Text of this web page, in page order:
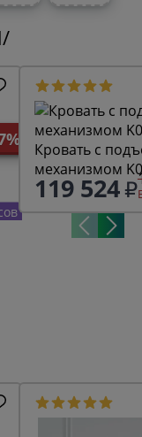
Кровать с
механизмом
119 524